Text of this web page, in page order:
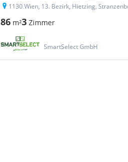
- provisionsfrei zu verkaufen!
1130 Wien, 13. Bezirk, Hietzing,
86 m²3 Zimmer
SmartSelect GmbH